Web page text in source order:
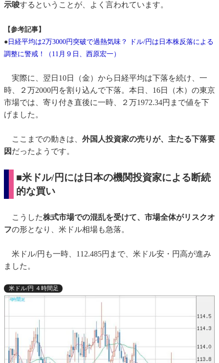
示唆するということが、よく言われています。
【参考記事】
● 日経平均は2万3000円突破で過熱気味？ ドル/円は日本株反落による
調整に警戒！（11月９日、西原宏一）
実際に、翌日10日（金）から日経平均は下落を続け、一
時、２万2000円を割り込んで下落。本日、16日（木）の東京
市場では、寄り付き直後に一時、２万1972.34円まで値を下
げました。
ここまでの動きは、 外国人投資家の売りが、主たる下落要
因 だったようです。
■米ドル/円には日本の機関投資家による断続
的な買い
こうした株式市場での混乱を受けて、市場全体がリスクオ
フの形となり、米ドル相場も急落。
米ドル/円も一時、112.485円まで、米ドル安・円高が進み
ました。
米ドル/円 ４時間足